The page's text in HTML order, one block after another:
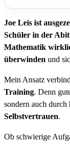
Joe Leis ist
Schüler in der
Mathematik
überwinden und
Mein Ansatz
Training. Denn
sondern auch durch
Selbstvertrauen.
Ob schwierige